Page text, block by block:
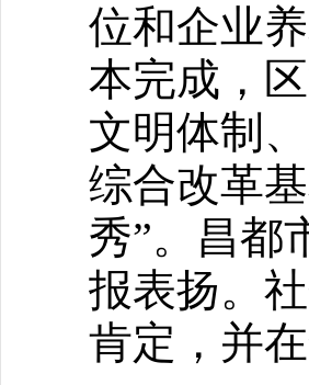
位和企业
本完成，
文明体制
综合改革
秀”。昌都
报表扬。
肯定，并